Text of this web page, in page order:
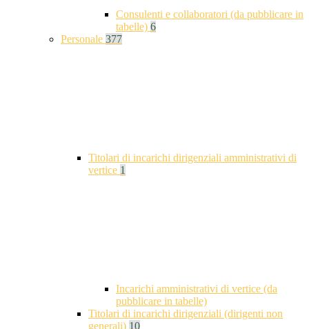
Consulenti e collaboratori (da pubblicare in
tabelle) 6
Personale 377
Titolari di incarichi dirigenziali amministrativi di
vertice 1
Incarichi amministrativi di vertice (da
pubblicare in tabelle)
Titolari di incarichi dirigenziali (dirigenti non
generali) 10